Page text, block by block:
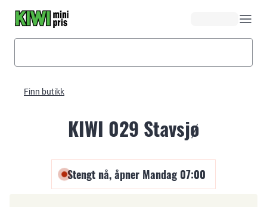
Finn butikk
KIWI 029 Stavsjø
Stengt nå, åpner Mandag 07:00